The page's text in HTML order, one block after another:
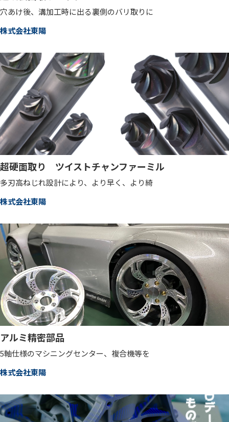
穴あけ後、溝加工時に出る裏側のバリ取りに
株式会社東陽
超硬面取り ツイストチャンファーミル
多刃高ねじれ設計により、より早く、より綺
株式会社東陽
アルミ精密部品
5軸仕様のマシニングセンター、複合機等を
株式会社東陽